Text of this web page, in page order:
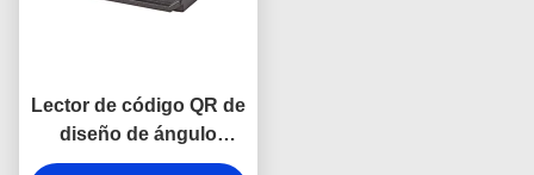
Lector de código QR de
diseño de ángulo
amplio 1D 2D Motor de